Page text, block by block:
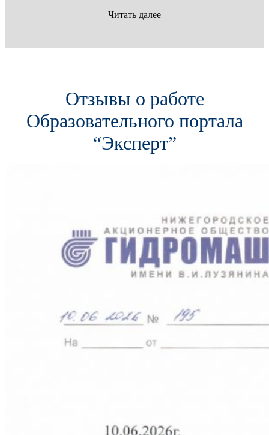
Читать далее
Отзывы о работе
Образовательного портала
“Эксперт”